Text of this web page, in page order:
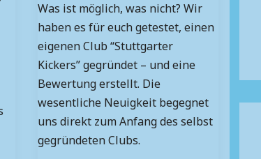
Was ist möglich, was nicht? Wir
haben es für euch getestet, einen
eigenen Club “Stuttgarter
Kickers” gegründet – und eine
Bewertung erstellt. Die
wesentliche Neuigkeit begegnet
uns direkt zum Anfang des selbst
gegründeten Clubs.